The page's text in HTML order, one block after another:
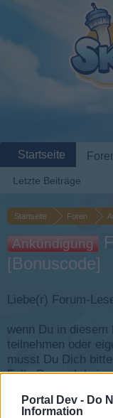
Portal Dev - Do
Information
Startseite Foren
Ankündigung
[Bonuscode]
Liebe(r) Forum-
wenn Du in diesem
teilnehmen oder
musst Du Dich
Falls Du noch
nächsten Besuch
Startseite
Letzte Beiträge